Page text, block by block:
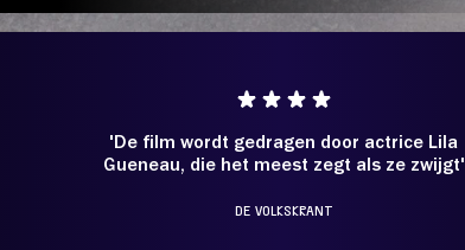
je eigen pad kiezen'De film wordt gedragen door actrice Lila
Gueneau, die het meest zegt als ze zwijgt'
DE VOLKSKRANT